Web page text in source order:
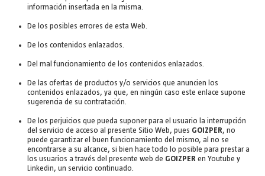
información insertada en la misma.
De los posibles errores de esta Web.
De los contenidos enlazados.
Del mal funcionamiento de los contenidos enlazados.
De las ofertas de productos y/o servicios que anuncien los
contenidos enlazados, ya que, en ningún caso este enlace supone
sugerencia de su contratación.
De los perjuicios que pueda suponer para el usuario la interrupción
del servicio de acceso al presente Sitio Web, pues GOIZPER, no
puede garantizar el buen funcionamiento del mismo, al no se
encontrarse a su alcance, si bien hace todo lo posible para prestar a
los usuarios a través del presente web de GOIZPER en Youtube y
Linkedin, un servicio continuado.